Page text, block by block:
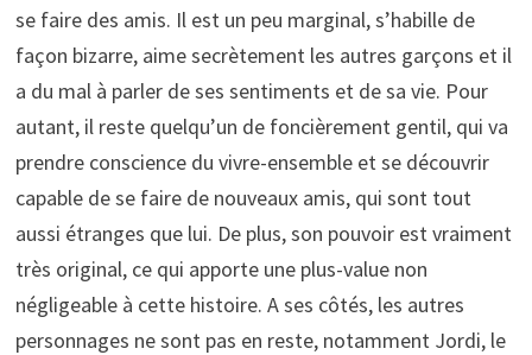
se faire des amis. Il est un peu marginal, s’habille de
façon bizarre, aime secrètement les autres garçons et il
a du mal à parler de ses sentiments et de sa vie. Pour
autant, il reste quelqu’un de foncièrement gentil, qui va
prendre conscience du vivre-ensemble et se découvrir
capable de se faire de nouveaux amis, qui sont tout
aussi étranges que lui. De plus, son pouvoir est vraiment
très original, ce qui apporte une plus-value non
négligeable à cette histoire. A ses côtés, les autres
personnages ne sont pas en reste, notamment Jordi, le